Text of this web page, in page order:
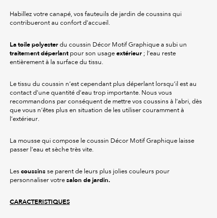
Habillez votre canapé, vos fauteuils de jardin de coussins qui
contribueront au confort d’accueil.
Latoile polyester du coussin Décor Motif Graphique a subi un
traitement déperlantpour son usage extérieur ; l’eau reste
entièrement à la surface du tissu.
Le tissu du coussin n’est cependant plus déperlant lorsqu’il est au
contact d’une quantité d’eau trop importante. Nous vous
recommandons par conséquent de mettre vos coussins à l’abri, dès
que vous n’êtes plus en situation de les utiliser couramment à
l’extérieur.
La mousse qui compose le coussin Décor Motif Graphique laisse
passer l’eau et sèche très vite.
Les coussins se parent de leurs plus jolies couleurs pour
personnaliser votre salon de jardin.
CARACTERISTIQUES